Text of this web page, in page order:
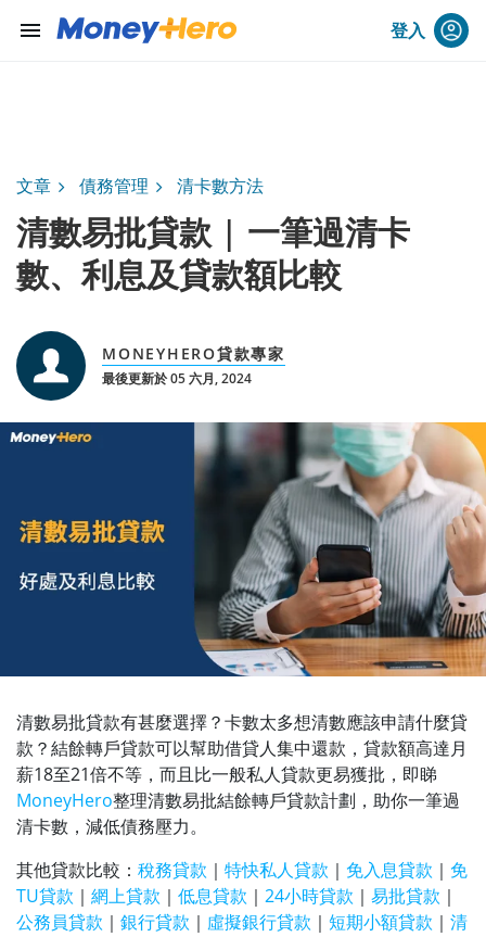
menu 登入
文章 債務管理 清卡數方法
清數易批貸款 | 一筆過清卡
數、利息及貸款額比較
MONEYHERO貸款專家
最後更新於 05 六月, 2024
清數易批貸款有甚麼選擇？卡數太多想清數應該申請什麼貸
款？結餘轉戶貸款可以幫助借貸人集中還款，貸款額高達月
薪18至21倍不等，而且比一般私人貸款更易獲批，即睇
MoneyHero整理清數易批結餘轉戶貸款計劃，助你一筆過
清卡數，減低債務壓力。
其他貸款比較： 稅務貸款 ｜ 特快私人貸款 ｜ 免入息貸款 ｜ 免
TU貸款 ｜ 網上貸款 ｜ 低息貸款 ｜ 24小時貸款 ｜ 易批貸款 ｜
公務員貸款 ｜ 銀行貸款 ｜ 虛擬銀行貸款 ｜ 短期小額貸款 ｜ 清